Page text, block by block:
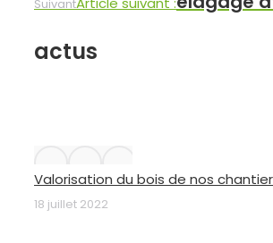
Suivant
actus
Valorisation du bois de nos
18 juillet 2022